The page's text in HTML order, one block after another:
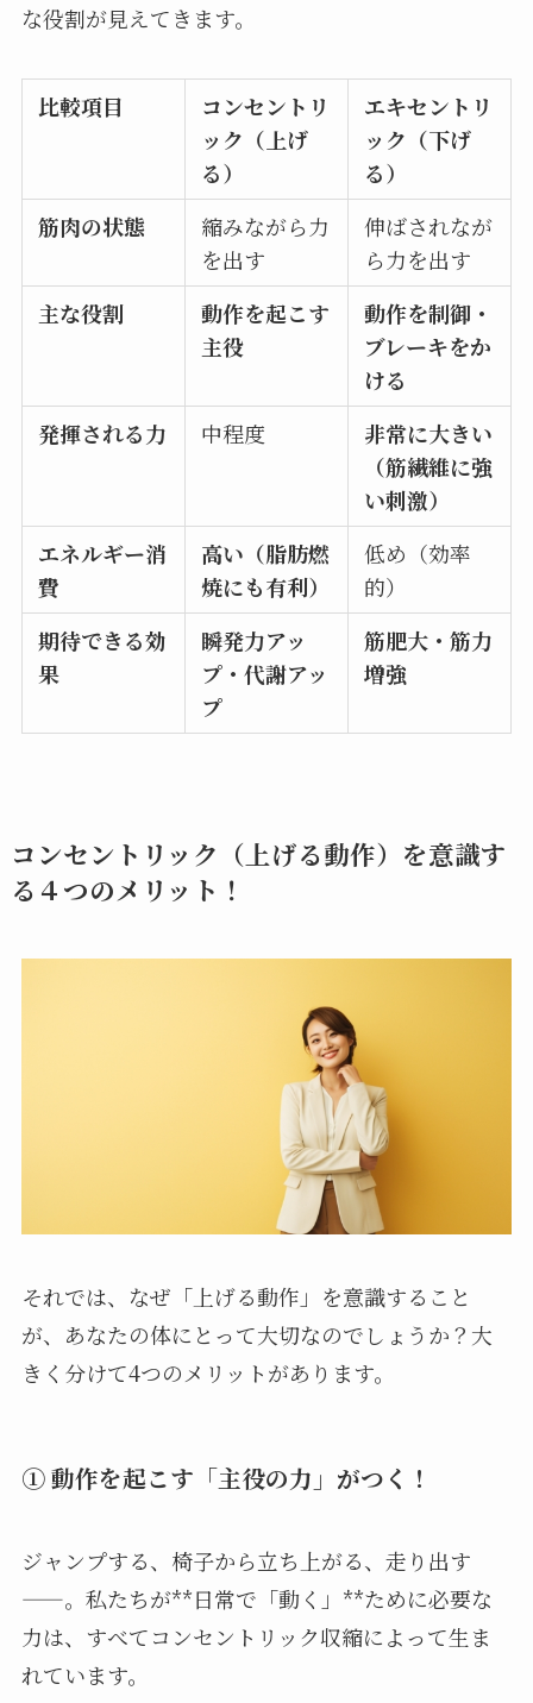
な役割が見えてきます。
比較項目
コンセントリ
ック（上げ
る）
エキセントリ
ック（下げ
る）
筋肉の状態
縮みながら力
を出す
伸ばされなが
ら力を出す
主な役割
動作を起こす
主役
動作を制御・
ブレーキをか
ける
発揮される力
中程度
非常に大きい
（筋繊維に強
い刺激）
エネルギー消
費
高い（脂肪燃
焼にも有利）
低め（効率
的）
期待できる効
果
瞬発力アッ
プ・代謝アッ
プ
筋肥大・筋力
増強
コンセントリック（上げる動作）を意識す
る４つのメリット！
それでは、なぜ「上げる動作」を意識すること
が、あなたの体にとって大切なのでしょうか？大
きく分けて4つのメリットがあります。
① 動作を起こす「主役の力」がつく！
ジャンプする、椅子から立ち上がる、走り出す
——。私たちが**日常で「動く」**ために必要な
力は、すべてコンセントリック収縮によって生ま
れています。